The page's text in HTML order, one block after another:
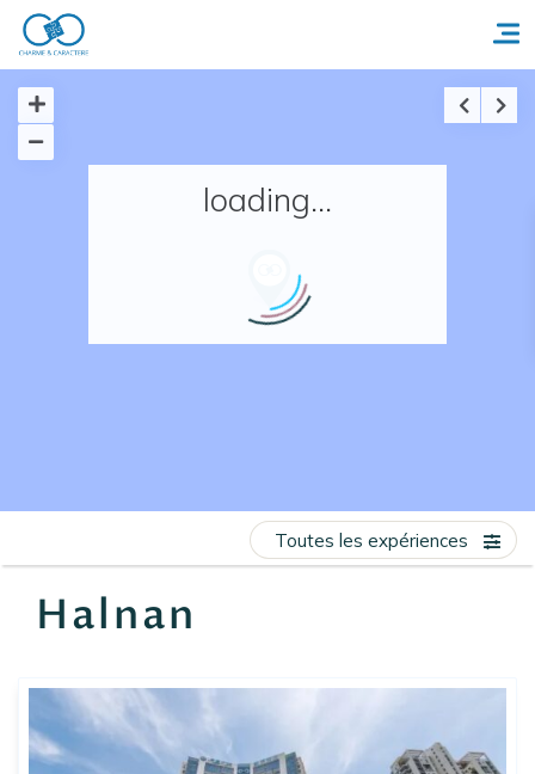
Accueil
Nos adresses en France
loading...
Halnan
Toutes les expériences